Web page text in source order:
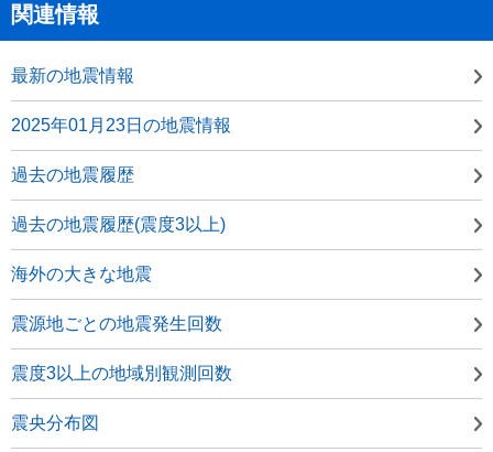
関連情報
最新の地震情報
2025年01月23日の地震情報
過去の地震履歴
過去の地震履歴(震度3以上)
海外の大きな地震
震源地ごとの地震発生回数
震度3以上の地域別観測回数
震央分布図